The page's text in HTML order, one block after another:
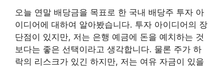
오늘 연말 배당금을 목표로 한 국내 배당주 투자 아
이디어에 대하여 알아봤습니다. 투자 아이디어의 장
단점이 있지만, 저는 은행 예금에 돈을 예치하는 것
보다는 좋은 선택이라고 생각합니다. 물론 주가 하
락의 리스크가 있긴 하지만, 저는 여유 자금이 있을